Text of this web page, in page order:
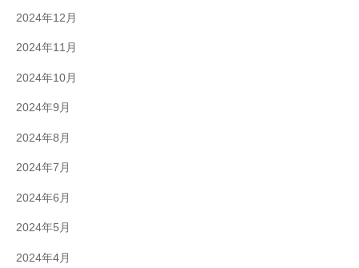
2024年12月
2024年11月
2024年10月
2024年9月
2024年8月
2024年7月
2024年6月
2024年5月
2024年4月